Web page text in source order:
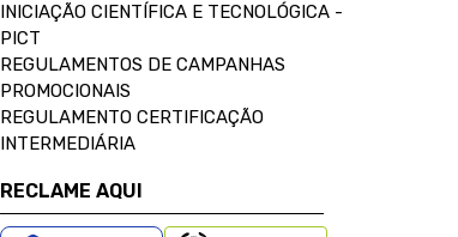
INICIAÇÃO CIENTÍFICA E TECNOLÓGICA -
PICT
REGULAMENTOS DE CAMPANHAS
PROMOCIONAIS
REGULAMENTO CERTIFICAÇÃO
INTERMEDIÁRIA
RECLAME AQUI